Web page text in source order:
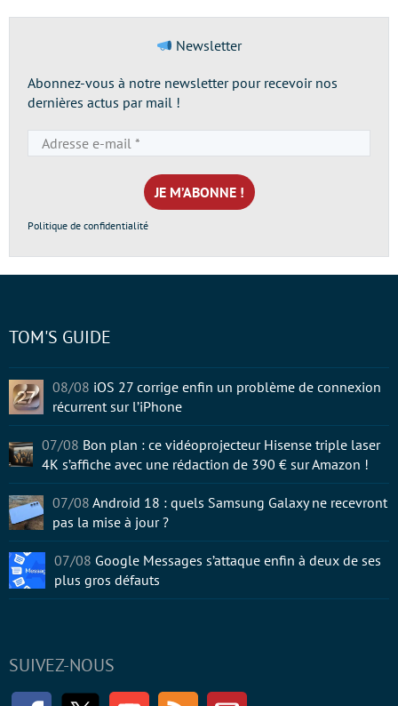
Newsletter
Abonnez-vous à notre newsletter pour recevoir nos
dernières actus par mail !
e-
mail
*
Politique de confidentialité
SUIVEZ-NOUS
FacebookTwitter Youtube RSS Newsletter
TOM'S GUIDE
08/08 iOS 27 corrige enfin un problème de connexion
récurrent sur l’iPhone
07/08 Bon plan : ce vidéoprojecteur Hisense triple laser
4K s’affiche avec une rédaction de 390 € sur Amazon !
07/08 Android 18 : quels Samsung Galaxy ne recevront
pas la mise à jour ?
07/08 Google Messages s’attaque enfin à deux de ses
plus gros défauts